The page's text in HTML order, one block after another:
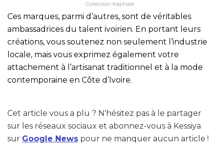
Collection Kephale
Ces marques, parmi d’autres, sont de véritables
ambassadrices du talent ivoirien. En portant leurs
créations, vous soutenez non seulement l’industrie
locale, mais vous exprimez également votre
attachement à l’artisanat traditionnel et à la mode
contemporaine en Côte d’Ivoire.
Cet article vous a plu ? N'hésitez pas à le partager
sur les réseaux sociaux et abonnez-vous à Kessiya
sur Google News pour ne manquer aucun article !